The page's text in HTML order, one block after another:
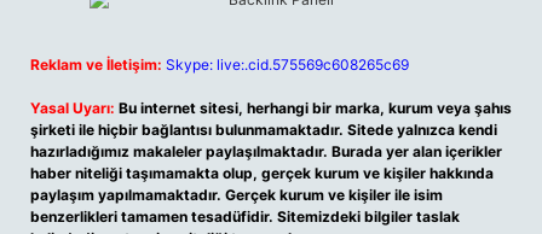
Reklam ve İletişim: Skype: live:.cid.575569c608265c69
Yasal Uyarı: Bu internet sitesi, herhangi bir marka, kurum veya şahıs
şirketi ile hiçbir bağlantısı bulunmamaktadır. Sitede yalnızca kendi
hazırladığımız makaleler paylaşılmaktadır. Burada yer alan içerikler
haber niteliği taşımamakta olup, gerçek kurum ve kişiler hakkında
paylaşım yapılmamaktadır. Gerçek kurum ve kişiler ile isim
benzerlikleri tamamen tesadüfidir. Sitemizdeki bilgiler taslak